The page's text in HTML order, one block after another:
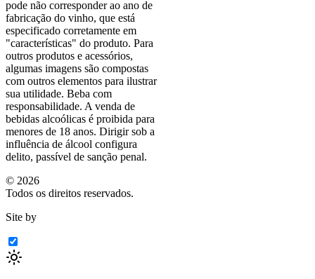
pode não corresponder ao ano de
fabricação do vinho, que está
especificado corretamente em
"características" do produto. Para
outros produtos e acessórios,
algumas imagens são compostas
com outros elementos para ilustrar
sua utilidade. Beba com
responsabilidade. A venda de
bebidas alcoólicas é proibida para
menores de 18 anos. Dirigir sob a
influência de álcool configura
delito, passível de sanção penal.
© 2026
Todos os direitos reservados.
Site by